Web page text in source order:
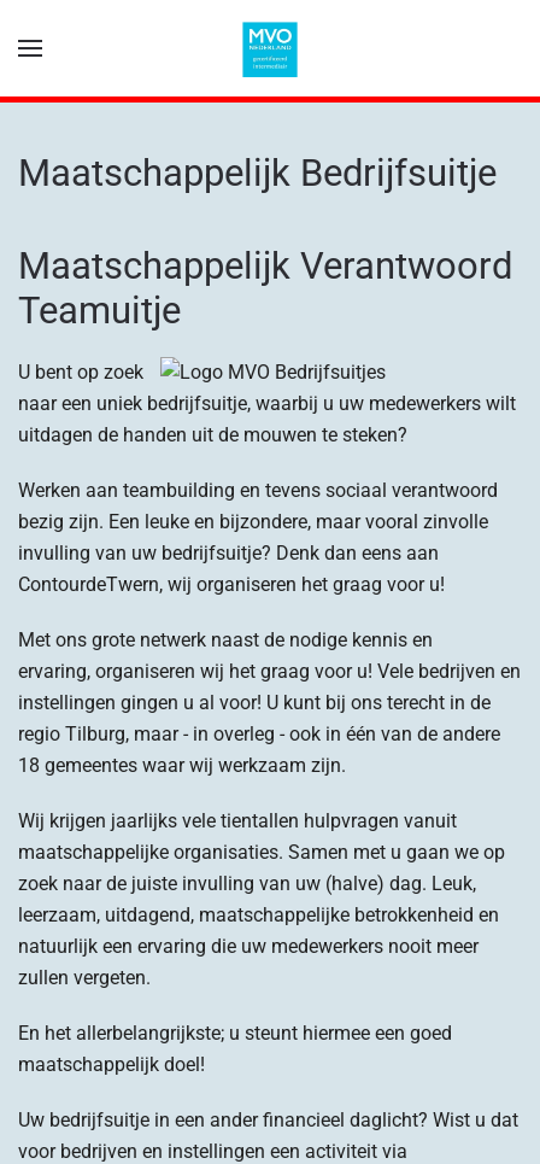
Maatschappelijk Bedrijfsuitje
Maatschappelijk Verantwoord
Teamuitje
U bent op zoek
naar een uniek bedrijfsuitje, waarbij u uw medewerkers wilt
uitdagen de handen uit de mouwen te steken?
Werken aan teambuilding en tevens sociaal verantwoord
bezig zijn. Een leuke en bijzondere, maar vooral zinvolle
invulling van uw bedrijfsuitje? Denk dan eens aan
ContourdeTwern, wij organiseren het graag voor u!
Met ons grote netwerk naast de nodige kennis en
ervaring, organiseren wij het graag voor u! Vele bedrijven en
instellingen gingen u al voor! U kunt bij ons terecht in de
regio Tilburg, maar - in overleg - ook in één van de andere
18 gemeentes waar wij werkzaam zijn.
Wij krijgen jaarlijks vele tientallen hulpvragen vanuit
maatschappelijke organisaties. Samen met u gaan we op
zoek naar de juiste invulling van uw (halve) dag. Leuk,
leerzaam, uitdagend, maatschappelijke betrokkenheid en
natuurlijk een ervaring die uw medewerkers nooit meer
zullen vergeten.
En het allerbelangrijkste; u steunt hiermee een goed
maatschappelijk doel!
Uw bedrijfsuitje in een ander financieel daglicht? Wist u dat
voor bedrijven en instellingen een activiteit via